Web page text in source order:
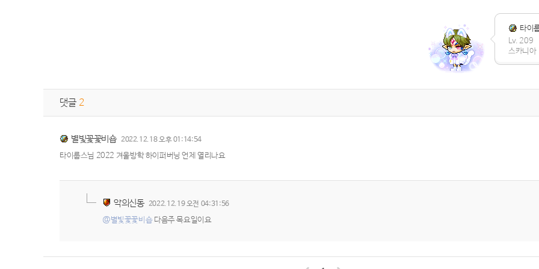
타이
Lv. 209
스카니아
댓글 2
별빛꽃꽃비숍 2022.12.18 오후 01:14:54
타이룹스님 2022 겨울방학 하이퍼버닝 언제 열리나요
악의신동 2022.12.19 오전 04:31:56
@별빛꽃꽃비숍다음주 목요일이요